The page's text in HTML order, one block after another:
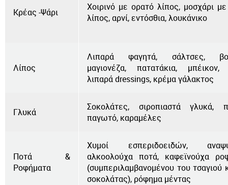
Κρέας -Ψάρι
Χοιρινό με ορατό λίπος, μοσχάρι
λίπος, αρνί, εντόσθια, λουκάνικο
Λίπος
Λιπαρά φαγητά, σάλτσες,
μαγιονέζα, πατατάκια, μπέικον,
λιπαρά dressings, κρέμα γάλακτος
Γλυκά
Σοκολάτες, σιροπιαστά γλυκά,
παγωτό, καραμέλες
Ποτά &
Ροφήματα
Χυμοί εσπεριδοειδών,
αλκοολούχα ποτά, καφεϊνούχα
(συμπεριλαμβανομένου του τσαγιού
σοκολάτας), ρόφημα μέντας